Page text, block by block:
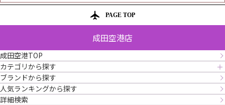
PAGE TOP
成田空港店
成田空港TOP
カテゴリから探す
ブランドから探す
人気ランキングから探す
詳細検索